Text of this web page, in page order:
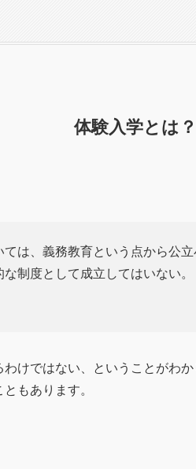
体験入学とは？
ては、義務教育という点から公
制度として成立してはいない。
けではない、ということがわ
もあります。